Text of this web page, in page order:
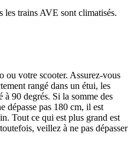
les trains AVE sont climatisés.
ou votre scooter. Assurez-vous
rangé dans un étui, les
à 90 degrés. Si la somme des
dépasse pas 180 cm, il est
Tout ce qui est plus grand est
veillez à ne pas dépasser